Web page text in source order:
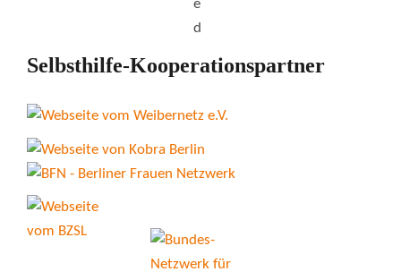
Selbsthilfe-Kooperationspartner